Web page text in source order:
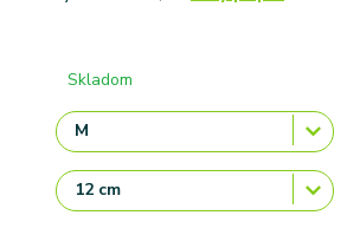
Skladom